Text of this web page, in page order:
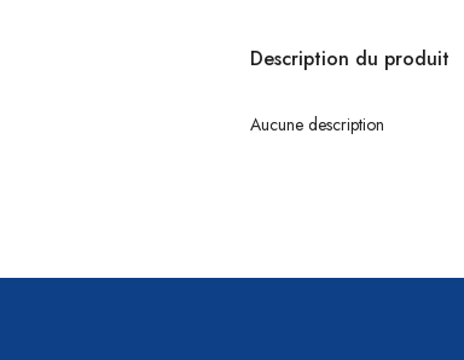
Description du produit
Aucune description